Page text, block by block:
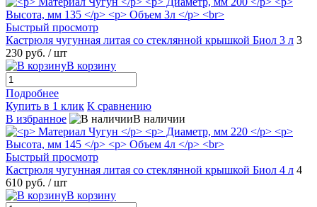
Быстрый просмотр
Кастрюля чугунная литая со стеклянной крышкой Биол 3 л 3
230 руб. / шт
В корзину
Подробнее
Купить в 1 клик К сравнению
В избранное
В наличии
Быстрый просмотр
Кастрюля чугунная литая со стеклянной крышкой Биол 4 л 4
610 руб. / шт
В корзину